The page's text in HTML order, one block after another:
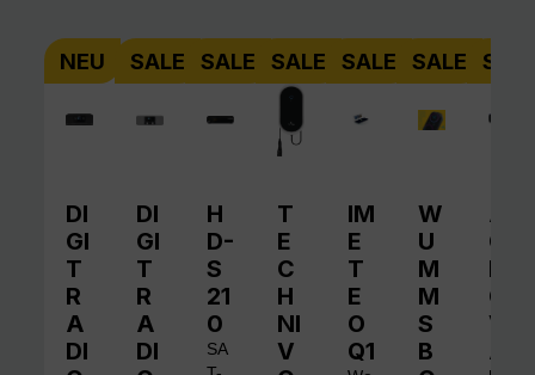
NEU
DI
GI
T
R
A
DI
SALE
DI
GI
T
R
A
DI
SALE
H
D-
S
21
0
SA
SALE
T
E
C
H
NI
V
SALE
IM
E
T
E
O
Q1
SALE
W
U
M
M
S
B
A
QI
N
O
V
A